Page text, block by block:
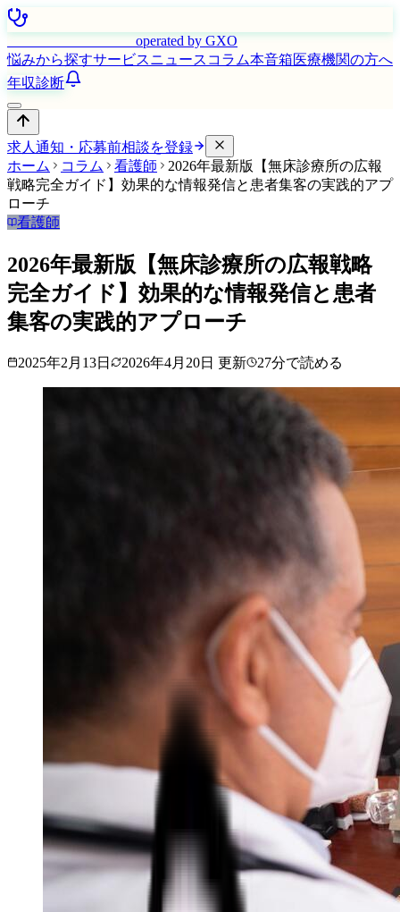
operated by GXO
悩みから探すサービスニュース コラム本音箱医療機関の方へ
年収診断
求人通知・応募前相談を登録
ホーム
コラム 看護師
2026年最新版【無床診療所の広報
戦略完全ガイド】効果的な情報発信と患者集客の実践的アプ
ローチ
看護師
2026年最新版【無床診療所の広報戦略
完全ガイド】効果的な情報発信と患者
集客の実践的アプローチ
2025年2月13日 2026年4月20日 更新 27分で読める